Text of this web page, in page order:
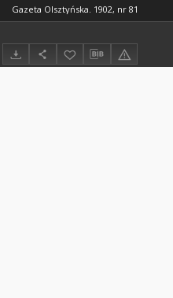
Gazeta Olsztyńska. 1902, nr 81